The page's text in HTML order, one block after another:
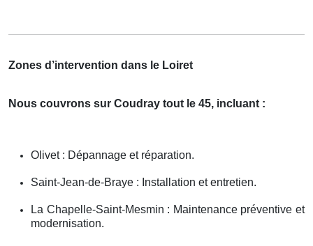
Zones d’intervention dans le Loiret
Nous couvrons sur Coudray tout le 45, incluant :
Olivet : Dépannage et réparation.
Saint-Jean-de-Braye : Installation et entretien.
La Chapelle-Saint-Mesmin : Maintenance préventive et
modernisation.